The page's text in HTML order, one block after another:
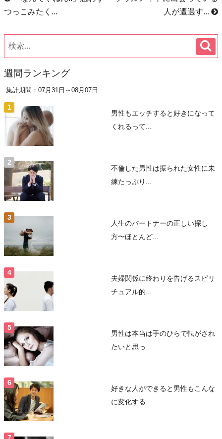
つっこみたく...
人が遭遇す...
週間ランキング
集計期間：07月31日～08月07日
男性もエッチすると好きになって
くれるって...
不倫した男性は振られた女性に未
練たっぷり...
人生のパートナーの正しい探し
方〜ほとんど...
夫婦関係に終わりを告げるスピリ
チュアル的...
男性は本当は手のひらで転がされ
たいと思っ...
好きな人ができると男性もこんな
に変化する...